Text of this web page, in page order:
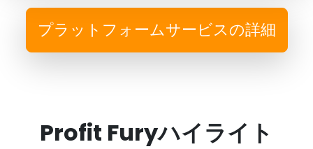
プラットフォームサービスの詳細
Profit Furyハイライト